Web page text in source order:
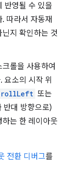
반영될 수 있을
따라서 자동재
지 확인하는 것
롤을 사용하여
요소의 시작 위
또는
반대 방향으로)
는 한 레이아웃
전환 디버그를